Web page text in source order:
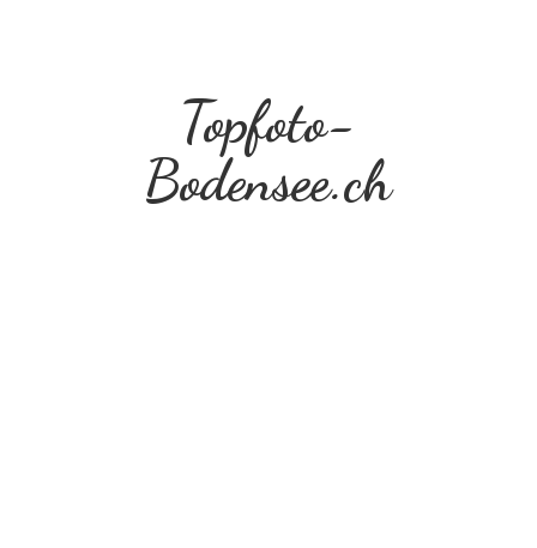
Topfoto-
Bodensee.ch